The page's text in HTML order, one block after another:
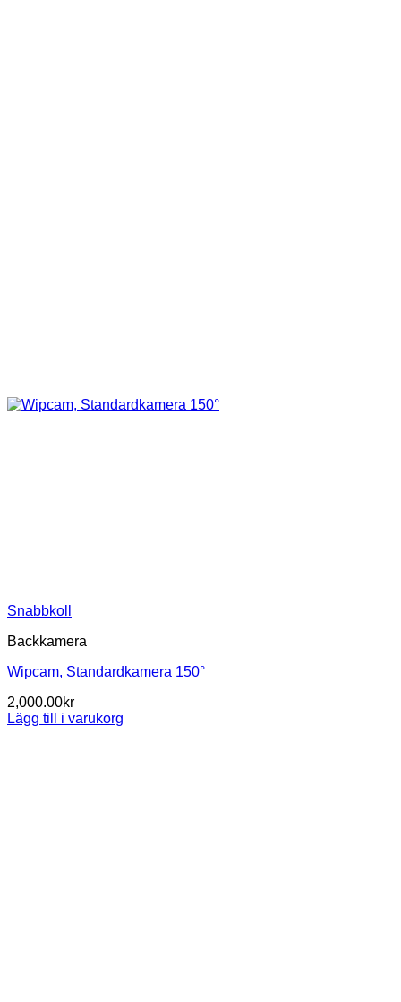
Snabbkoll
Backkamera
Wipcam, Standardkamera 150°
2,000.00kr
Lägg till i varukorg